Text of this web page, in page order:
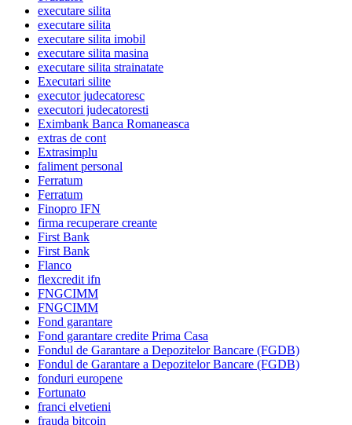
executare silita
executare silita
executare silita imobil
executare silita masina
executare silita strainatate
Executari silite
executor judecatoresc
executori judecatoresti
Eximbank Banca Romaneasca
extras de cont
Extrasimplu
faliment personal
Ferratum
Ferratum
Finopro IFN
firma recuperare creante
First Bank
First Bank
Flanco
flexcredit ifn
FNGCIMM
FNGCIMM
Fond garantare
Fond garantare credite Prima Casa
Fondul de Garantare a Depozitelor Bancare (FGDB)
Fondul de Garantare a Depozitelor Bancare (FGDB)
fonduri europene
Fortunato
franci elvetieni
frauda bitcoin